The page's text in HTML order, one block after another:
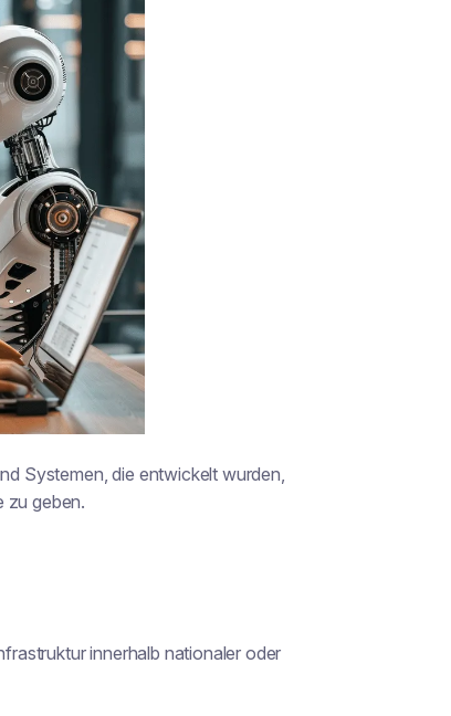
Systemen, die entwickelt wurden,
zu geben.
innerhalb nationaler oder